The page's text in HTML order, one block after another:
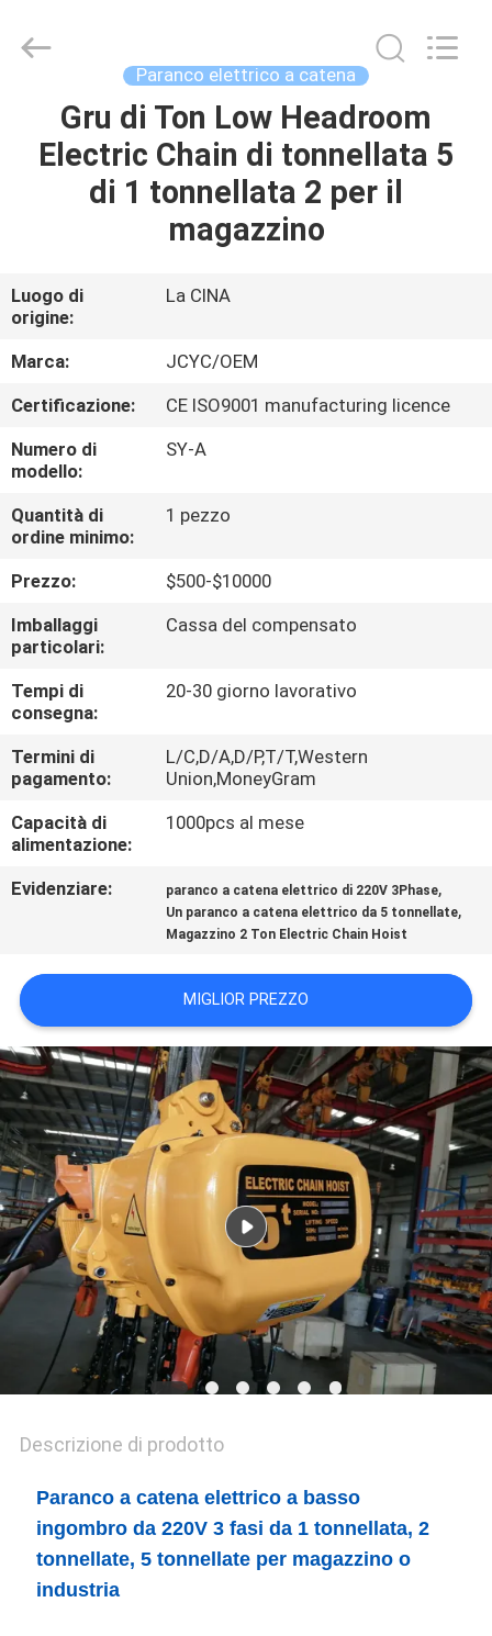
CASA
PRODOTTI
NOI
GIRO
DELLA
FABBRICA
CONTROLLO
DI
QUALITÀ
CONTATTICI
NOTIZIE
RICHIEDA
UNA
POLITICA
SULLA
PRIVACY
Crane
Machinery
Paranco elettrico a catena
Gru di Ton Low Headroom
Electric Chain di tonnellata 5
di 1 tonnellata 2 per il
magazzino
Luogo di
origine:
La CINA
Marca:
JCYC/OEM
Certificazione:
CE ISO9001 manufacturing licence
Numero di
modello:
SY-A
Quantità di
ordine minimo:
1 pezzo
Prezzo:
$500-$10000
Imballaggi
particolari:
Cassa del compensato
Tempi di
consegna:
20-30 giorno lavorativo
Termini di
pagamento:
L/C,D/A,D/P,T/T,Western
Union,MoneyGram
Capacità di
alimentazione:
1000pcs al mese
Evidenziare: paranco a catena elettrico di 220V 3Phase,
Un paranco a catena elettrico da 5 tonnellate,
Magazzino 2 Ton Electric Chain Hoist
MIGLIOR PREZZO
Descrizione di prodotto
Paranco a catena elettrico a basso
ingombro da 220V 3 fasi da 1 tonnellata, 2
tonnellate, 5 tonnellate per magazzino o
industria